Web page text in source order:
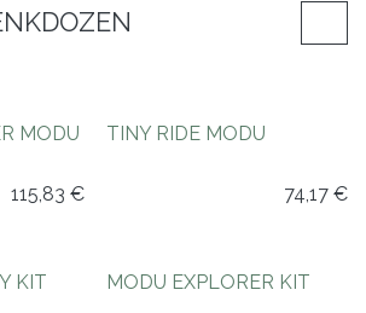
MODU
115,83 €
TINY RIDE MODU
74,17€
KIT MODU EXPLORER KIT